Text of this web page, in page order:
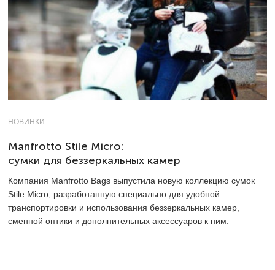
НОВИНКИ
Manfrotto Stile Micro:
сумки для беззеркальных камер
Компания Manfrotto Bags выпустила новую коллекцию сумок
Stile Micro, разработанную специально для удобной
транспортировки и использования беззеркальных камер,
сменной оптики и дополнительных аксессуаров к ним.